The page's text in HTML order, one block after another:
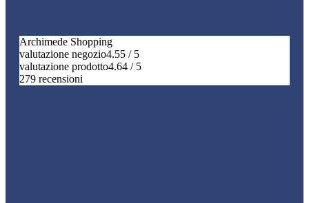
Archimede Shopping
valutazione negozio4.55 / 5
valutazione prodotto4.64 / 5
279 recensioni